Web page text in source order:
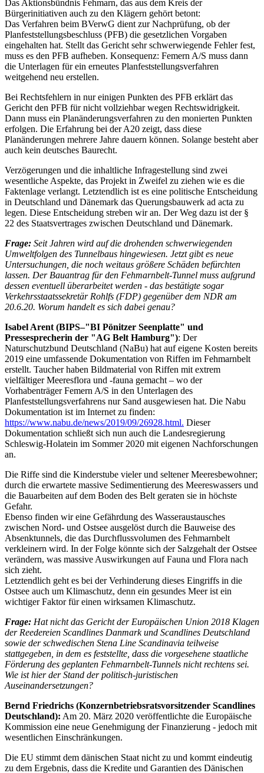
Das Aktionsbündnis Fehmarn, das aus dem Kreis der
Bürgerinitiativen auch zu den Klägern gehört betont:
Das Verfahren beim BVerwG dient zur Nachprüfung, ob der
Planfeststellungsbeschluss (PFB) die gesetzlichen Vorgaben
eingehalten hat. Stellt das Gericht sehr schwerwiegende Fehler fest,
muss es den PFB aufheben. Konsequenz: Femern A/S muss dann
die Unterlagen für ein erneutes Planfeststellungsverfahren
weitgehend neu erstellen.
Bei Rechtsfehlern in nur einigen Punkten des PFB erklärt das
Gericht den PFB für nicht vollziehbar wegen Rechtswidrigkeit.
Dann muss ein Planänderungsverfahren zu den monierten Punkten
erfolgen. Die Erfahrung bei der A20 zeigt, dass diese
Planänderungen mehrere Jahre dauern können. Solange besteht aber
auch kein deutsches Baurecht.
Verzögerungen und die inhaltliche Infragestellung sind zwei
wesentliche Aspekte, das Projekt in Zweifel zu ziehen wie es die
Faktenlage verlangt. Letztendlich ist es eine politische Entscheidung
in Deutschland und Dänemark das Querungsbauwerk ad acta zu
legen. Diese Entscheidung streben wir an. Der Weg dazu ist der §
22 des Staatsvertrages zwischen Deutschland und Dänemark.
Frage: Seit Jahren wird auf die drohenden schwerwiegenden
Umweltfolgen des Tunnelbaus hingewiesen. Jetzt gibt es neue
Untersuchungen, die noch weitaus größere Schäden befürchten
lassen. Der Bauantrag für den Fehmarnbelt-Tunnel muss aufgrund
dessen eventuell überarbeitet werden - das bestätigte sogar
Verkehrsstaatssekretär Rohlfs (FDP) gegenüber dem NDR am
20.6.20. Worum handelt es sich dabei genau?
Isabel Arent (BIPS–"BI Pönitzer Seenplatte" und
Pressesprecherin der "AG Belt Hamburg"): Der
Naturschutzbund Deutschland (NaBu) hat auf eigene Kosten bereits
2019 eine umfassende Dokumentation von Riffen im Fehmarnbelt
erstellt. Taucher haben Bildmaterial von Riffen mit extrem
vielfältiger Meeresflora und -fauna gemacht – wo der
Vorhabenträger Femern A/S in den Unterlagen des
Planfeststellungsverfahrens nur Sand ausgewiesen hat. Die Nabu
Dokumentation ist im Internet zu finden:
https://www.nabu.de/news/2019/09/26928.html. Dieser
Dokumentation schließt sich nun auch die Landesregierung
Schleswig-Holatein im Sommer 2020 mit eigenen Nachforschungen
an.
Die Riffe sind die Kinderstube vieler und seltener Meeresbewohner;
durch die erwartete massive Sedimentierung des Meereswassers und
die Bauarbeiten auf dem Boden des Belt geraten sie in höchste
Gefahr.
Ebenso finden wir eine Gefährdung des Wasseraustausches
zwischen Nord- und Ostsee ausgelöst durch die Bauweise des
Absenktunnels, die das Durchflussvolumen des Fehmarnbelt
verkleinern wird. In der Folge könnte sich der Salzgehalt der Ostsee
verändern, was massive Auswirkungen auf Fauna und Flora nach
sich zieht.
Letztendlich geht es bei der Verhinderung dieses Eingriffs in die
Ostsee auch um Klimaschutz, denn ein gesundes Meer ist ein
wichtiger Faktor für einen wirksamen Klimaschutz.
Frage: Hat nicht das Gericht der Europäischen Union 2018 Klagen
der Reedereien Scandlines Danmark und Scandlines Deutschland
sowie der schwedischen Stena Line Scandinavia teilweise
stattgegeben, in dem es feststellte, dass die vorgesehene staatliche
Förderung des geplanten Fehmarnbelt-Tunnels nicht rechtens sei.
Wie ist hier der Stand der politisch-juristischen
Auseinandersetzungen?
Bernd Friedrichs (Konzernbetriebsratsvorsitzender Scandlines
Deutschland): Am 20. März 2020 veröffentlichte die Europäische
Kommission eine neue Genehmigung der Finanzierung - jedoch mit
wesentlichen Einschränkungen.
Die EU stimmt dem dänischen Staat nicht zu und kommt eindeutig
zu dem Ergebnis, dass die Kredite und Garantien des Dänischen